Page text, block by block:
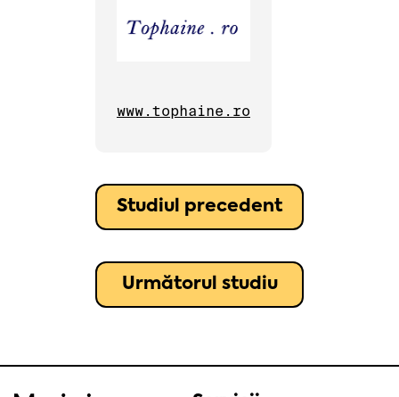
www.tophaine.ro
Studiul precedent
Următorul studiu